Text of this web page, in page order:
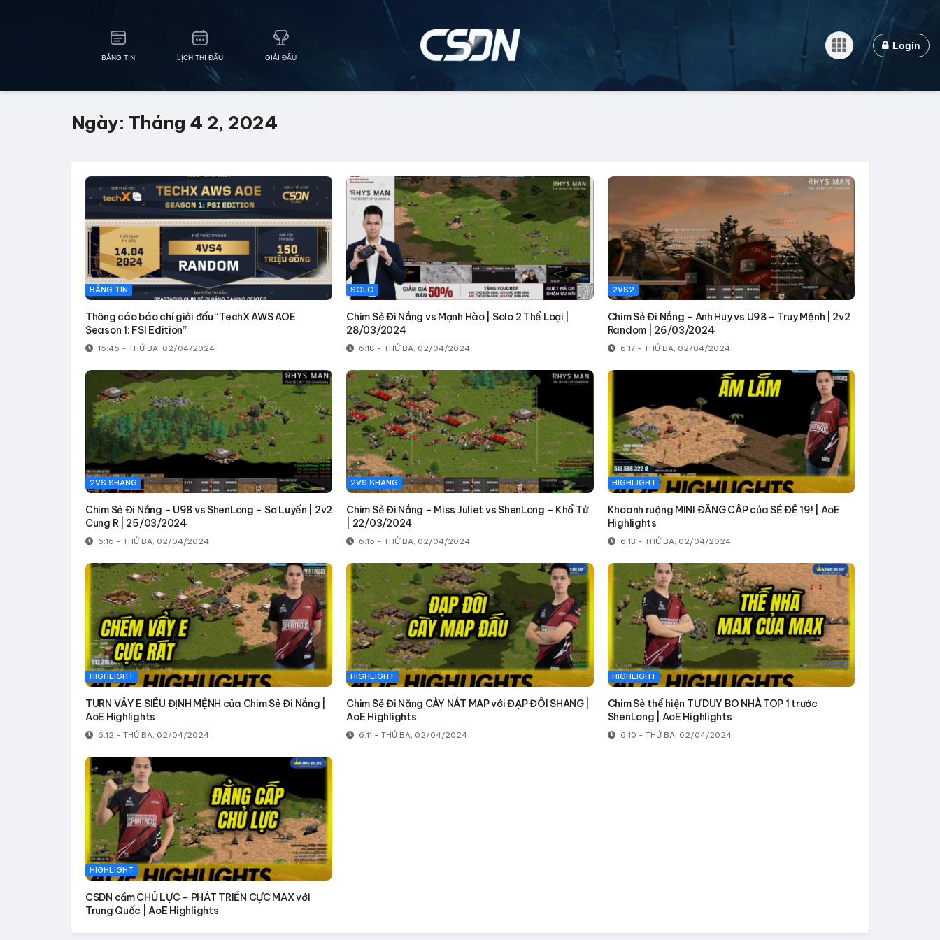
BẢNG TIN LỊCH THI ĐẤU GIẢI ĐẤU
Login
Ngày: Tháng 4 2, 2024
BẢNG TIN
Thông cáo báo chí giải đấu “TechX AWS AOE
Season 1: FSI Edition”
15:45 - THỨ BA, 02/04/2024
SOLO
Chim Sẻ Đi Nắng vs Mạnh Hào | Solo 2 Thể Loại |
28/03/2024
6:18 - THỨ BA, 02/04/2024
2VS2
Chim Sẻ Đi Nắng – Anh Huy vs U98 – Truy Mệnh | 2v2
Random | 26/03/2024
6:17 - THỨ BA, 02/04/2024
2VS SHANG
Chim Sẻ Đi Nắng – U98 vs ShenLong – Sơ Luyến | 2v2
Cung R | 25/03/2024
6:16 - THỨ BA, 02/04/2024
2VS SHANG
Chim Sẻ Đi Nắng – Miss Juliet vs ShenLong – Khổ Tử
| 22/03/2024
6:15 - THỨ BA, 02/04/2024
HIGHLIGHT
Khoanh ruộng MINI ĐẲNG CẤP của SẺ ĐỆ 19! | AoE
Highlights
6:13 - THỨ BA, 02/04/2024
HIGHLIGHT
TURN VẢY E SIÊU ĐỊNH MỆNH của Chim Sẻ Đi Nắng |
AoE Highlights
6:12 - THỨ BA, 02/04/2024
HIGHLIGHT
Chim Sẻ Đi Năng CÀY NÁT MAP với ĐẠP ĐÔI SHANG |
AoE Highlights
6:11 - THỨ BA, 02/04/2024
HIGHLIGHT
Chim Sẻ thể hiện TƯ DUY BO NHÀ TOP 1 trước
ShenLong | AoE Highlights
6:10 - THỨ BA, 02/04/2024
HIGHLIGHT
CSDN cầm CHỦ LỰC – PHÁT TRIỂN CỰC MAX với
Trung Quốc | AoE Highlights